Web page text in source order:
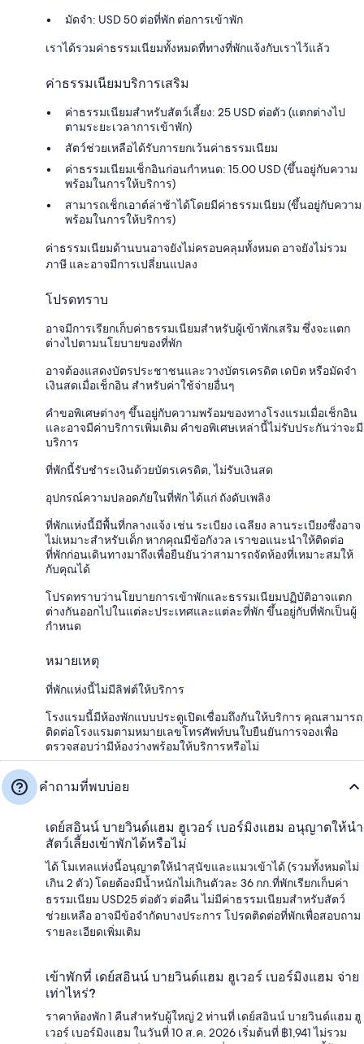
มัดจำ: USD 50 ต่อที่พัก ต่อการเข้าพัก
เราได้รวมค่าธรรมเนียมทั้งหมดที่ทางที่พักแจ้งกับเราไว้แล้ว
ค่าธรรมเนียมบริการเสริม
ค่าธรรมเนียมสำหรับสัตว์เลี้ยง: 25 USD ต่อตัว (แตกต่างไป
ตามระยะเวลาการเข้าพัก)
สัตว์ช่วยเหลือได้รับการยกเว้นค่าธรรมเนียม
ค่าธรรมเนียมเช็กอินก่อนกำหนด: 15.00 USD (ขึ้นอยู่กับความ
พร้อมในการให้บริการ)
สามารถเช็กเอาต์ล่าช้าได้โดยมีค่าธรรมเนียม (ขึ้นอยู่กับความ
พร้อมในการให้บริการ)
ค่าธรรมเนียมด้านบนอาจยังไม่ครอบคลุมทั้งหมด อาจยังไม่รวม
ภาษี และอาจมีการเปลี่ยนแปลง
โปรดทราบ
อาจมีการเรียกเก็บค่าธรรมเนียมสำหรับผู้เข้าพักเสริม ซึ่งจะแตก
ต่างไปตามนโยบายของที่พัก
อาจต้องแสดงบัตรประชาชนและวางบัตรเครดิต เดบิต หรือมัดจำ
เงินสดเมื่อเช็กอิน สำหรับค่าใช้จ่ายอื่นๆ
คำขอพิเศษต่างๆ ขึ้นอยู่กับความพร้อมของทางโรงแรมเมื่อเช็กอิน
และอาจมีค่าบริการเพิ่มเติม คำขอพิเศษเหล่านี้ไม่รับประกันว่าจะมี
บริการ
ที่พักนี้รับชำระเงินด้วยบัตรเครดิต, ไม่รับเงินสด
อุปกรณ์ความปลอดภัยในที่พัก ได้แก่ ถังดับเพลิง
ที่พักแห่งนี้มีพื้นที่กลางแจ้ง เช่น ระเบียง เฉลียง ลานระเบียงซึ่งอาจ
ไม่เหมาะสำหรับเด็ก หากคุณมีข้อกังวล เราขอแนะนำให้ติดต่อ
ที่พักก่อนเดินทางมาถึงเพื่อยืนยันว่าสามารถจัดห้องที่เหมาะสมให้
กับคุณได้
โปรดทราบว่านโยบายการเข้าพักและธรรมเนียมปฏิบัติอาจแตก
ต่างกันออกไปในแต่ละประเทศและแต่ละที่พัก ขึ้นอยู่กับที่พักเป็นผู้
กำหนด
หมายเหตุ
ที่พักแห่งนี้ไม่มีลิฟต์ให้บริการ
โรงแรมนี้มีห้องพักแบบประตูเปิดเชื่อมถึงกันให้บริการ คุณสามารถ
ติดต่อโรงแรมตามหมายเลขโทรศัพท์บนใบยืนยันการจองเพื่อ
ตรวจสอบว่ามีห้องว่างพร้อมให้บริการหรือไม่
คำถามที่พบบ่อย
เดย์สอินน์ บายวินด์แฮม ฮูเวอร์ เบอร์มิงแฮม อนุญาตให้นำ
สัตว์เลี้ยงเข้าพักได้หรือไม่
ได้ โมเทลแห่งนี้อนุญาตให้นำสุนัขและแมวเข้าได้ (รวมทั้งหมดไม่
เกิน 2 ตัว) โดยต้องมีน้ำหนักไม่เกินตัวละ 36 กก.ที่พักเรียกเก็บค่า
ธรรมเนียม USD25 ต่อตัว ต่อคืน ไม่มีค่าธรรมเนียมสำหรับสัตว์
ช่วยเหลือ อาจมีข้อจำกัดบางประการ โปรดติดต่อที่พักเพื่อสอบถาม
รายละเอียดเพิ่มเติม
เข้าพักที่ เดย์สอินน์ บายวินด์แฮม ฮูเวอร์ เบอร์มิงแฮม จ่าย
เท่าไหร่?
ราคาห้องพัก 1 คืนสำหรับผู้ใหญ่ 2 ท่านที่ เดย์สอินน์ บายวินด์แฮม ฮู
เวอร์ เบอร์มิงแฮม ในวันที่ 10 ส.ค. 2026 เริ่มต้นที่ ฿1,941 ไม่รวม